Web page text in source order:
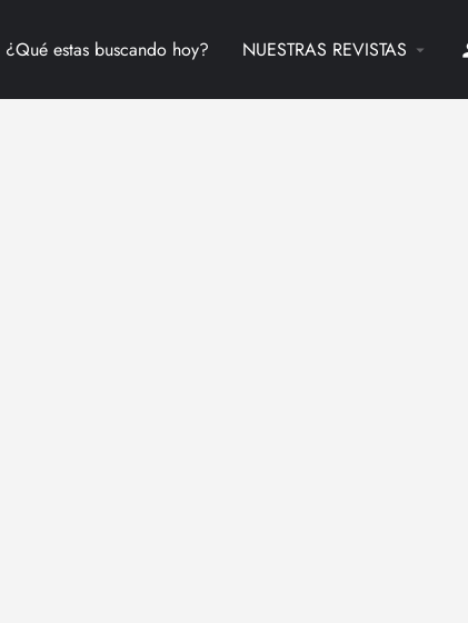
¿Qué estas buscando hoy? NUESTRAS REVISTAS